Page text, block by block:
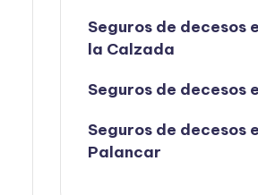
Seguros de decesos
la Calzada
Seguros de decesos
Seguros de decesos
Palancar